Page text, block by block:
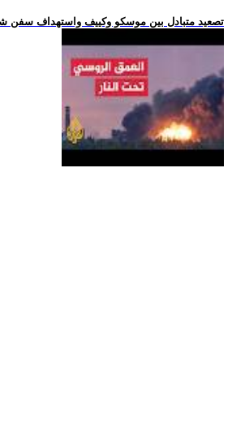
.. تصعيد متبادل بين موسكو وكييف واستهداف سفن